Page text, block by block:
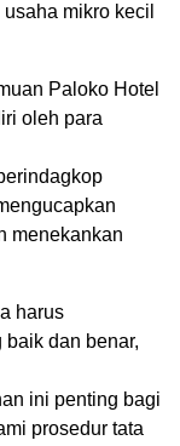
mikro kecil
Paloko Hotel
oleh para
menekankan
harus
dan benar,
ini penting bagi
prosedur tata